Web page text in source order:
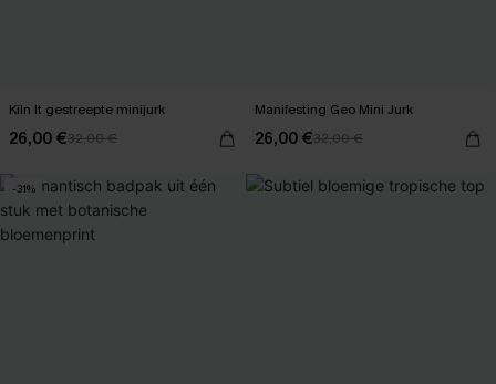
Kiln It gestreepte minijurk
26,00 €32,00 €
Manifesting Geo Mini Jurk
26,00 €32,00 €
-31%